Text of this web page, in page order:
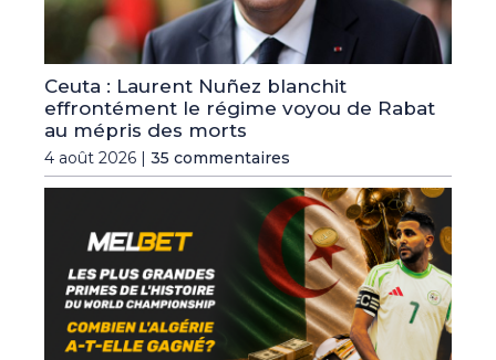
Ceuta : Laurent Nuñez blanchit
effrontément le régime voyou de Rabat
au mépris des morts
4 août 2026 | 35 commentaires